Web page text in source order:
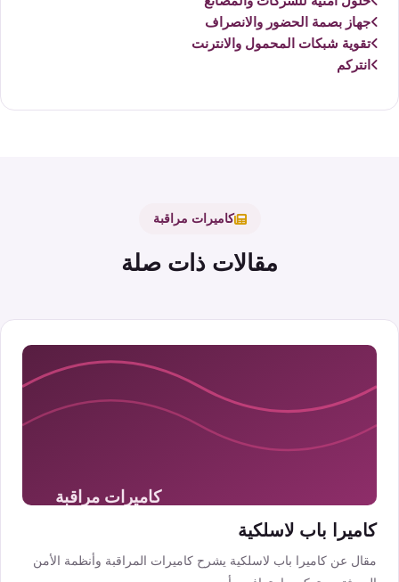
جهاز بصمة الحضور والانصراف
تقوية شبكات المحمول والانترنت
انتركم
كاميرات مراقبة
مقالات ذات صلة
كاميرا باب لاسلكية
مقال عن كاميرا باب لاسلكية يشرح كاميرات المراقبة وأنظمة الأمن